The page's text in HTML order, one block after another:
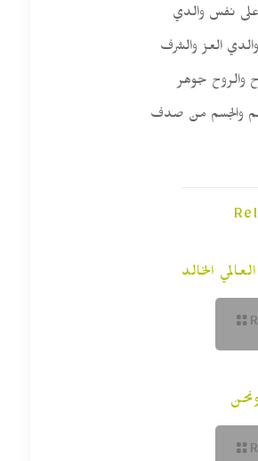
نفس والدي
العز والشرف
والروح جوهر
والجسم من صدف
الخالد